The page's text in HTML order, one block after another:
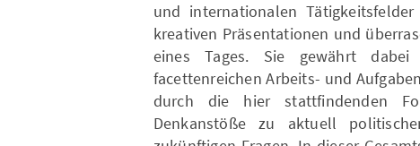
und internationalen
kreativen Präsentationen und
eines Tages. Sie gewährt
facettenreichen Arbeits- und
durch die hier stattfindenden
Denkanstöße zu aktuell